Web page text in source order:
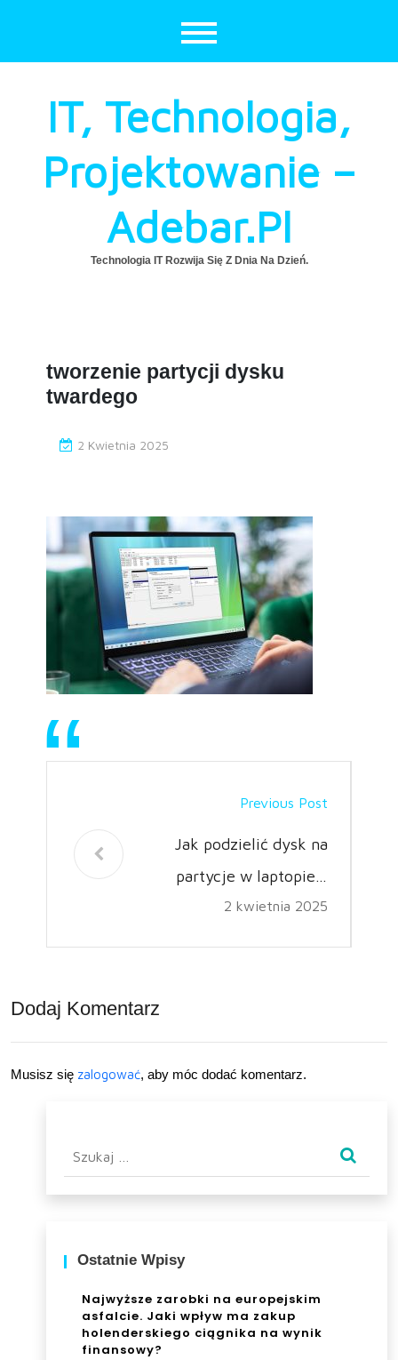
IT, Technologia,
Projektowanie –
Adebar.pl
Technologia IT Rozwija Się Z Dnia Na Dzień.
tworzenie partycji dysku
twardego
2 Kwietnia 2025
Previous Post
Jak podzielić dysk na
partycje w laptopie z
systemem Windows?
2 kwietnia 2025
Dodaj Komentarz
Musisz się zalogować, aby móc dodać komentarz.
Ostatnie Wpisy
Najwyższe zarobki na europejskim
asfalcie. Jaki wpływ ma zakup
holenderskiego ciągnika na wynik
finansowy?